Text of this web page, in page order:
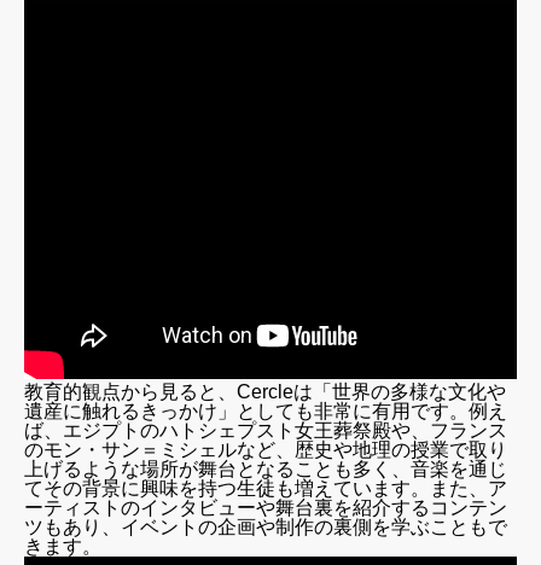
教育的観点から見ると、Cercleは「世界の多様な文化や
遺産に触れるきっかけ」としても非常に有用です。例え
ば、エジプトのハトシェプスト女王葬祭殿や、フランス
のモン・サン＝ミシェルなど、歴史や地理の授業で取り
上げるような場所が舞台となることも多く、音楽を通じ
てその背景に興味を持つ生徒も増えています。また、ア
ーティストのインタビューや舞台裏を紹介するコンテン
ツもあり、イベントの企画や制作の裏側を学ぶこともで
きます。